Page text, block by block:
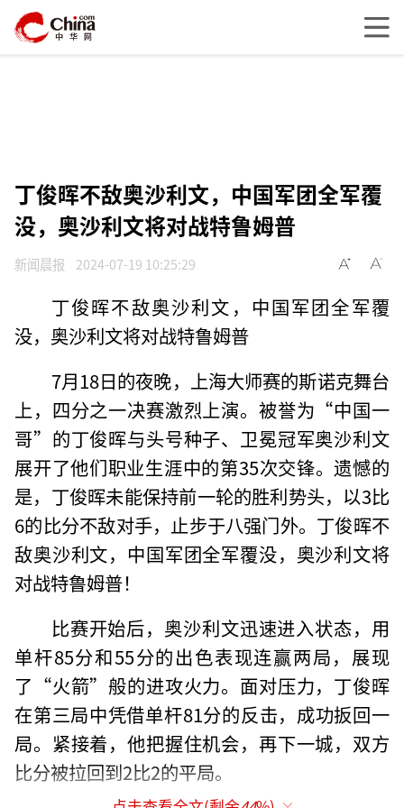
丁俊晖不敌奥沙利文，中国军团全军覆
没，奥沙利文将对战特鲁姆普
新闻晨报 2024-07-19 10:25:29
丁俊晖不敌奥沙利文，中国军团全军覆
没，奥沙利文将对战特鲁姆普
7月18日的夜晚，上海大师赛的斯诺克舞台
上，四分之一决赛激烈上演。被誉为“中国一
哥”的丁俊晖与头号种子、卫冕冠军奥沙利文
展开了他们职业生涯中的第35次交锋。遗憾的
是，丁俊晖未能保持前一轮的胜利势头，以3比
6的比分不敌对手，止步于八强门外。丁俊晖不
敌奥沙利文，中国军团全军覆没，奥沙利文将
对战特鲁姆普！
比赛开始后，奥沙利文迅速进入状态，用
单杆85分和55分的出色表现连赢两局，展现
了“火箭”般的进攻火力。面对压力，丁俊晖
在第三局中凭借单杆81分的反击，成功扳回一
局。紧接着，他把握住机会，再下一城，双方
比分被拉回到2比2的平局。